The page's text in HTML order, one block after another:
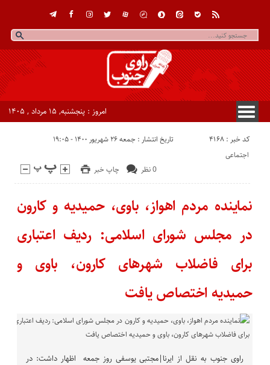
امروز : پنجشنبه, ۱۵ مرداد , ۱۴۰۵
کد خبر : 4168 تاریخ انتشار : جمعه ۲۶ شهریور ۱۴۰۰ - ۱۹:۰۵
چاپ خبر 0 نظر
اجتماعی
نماینده مردم اهواز، باوی، حمیدیه و کارون
در مجلس شورای اسلامی: ردیف اعتباری
برای فاضلاب شهرهای کارون، باوی و
حمیدیه اختصاص یافت
راوی جنوب به نقل از ایرنا|مجتبی یوسفی روز جمعه اظهار داشت: در